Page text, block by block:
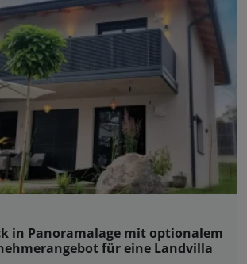
in Panoramalage mit optionalem
für eine Landvilla